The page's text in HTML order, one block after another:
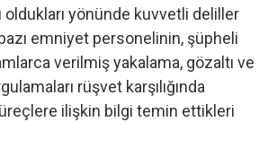
oldukları yönünde kuvvetli deliller
emniyet personelinin, şüpheli
verilmiş yakalama, gözaltı ve
rüşvet karşılığında
ilişkin bilgi temin ettikleri